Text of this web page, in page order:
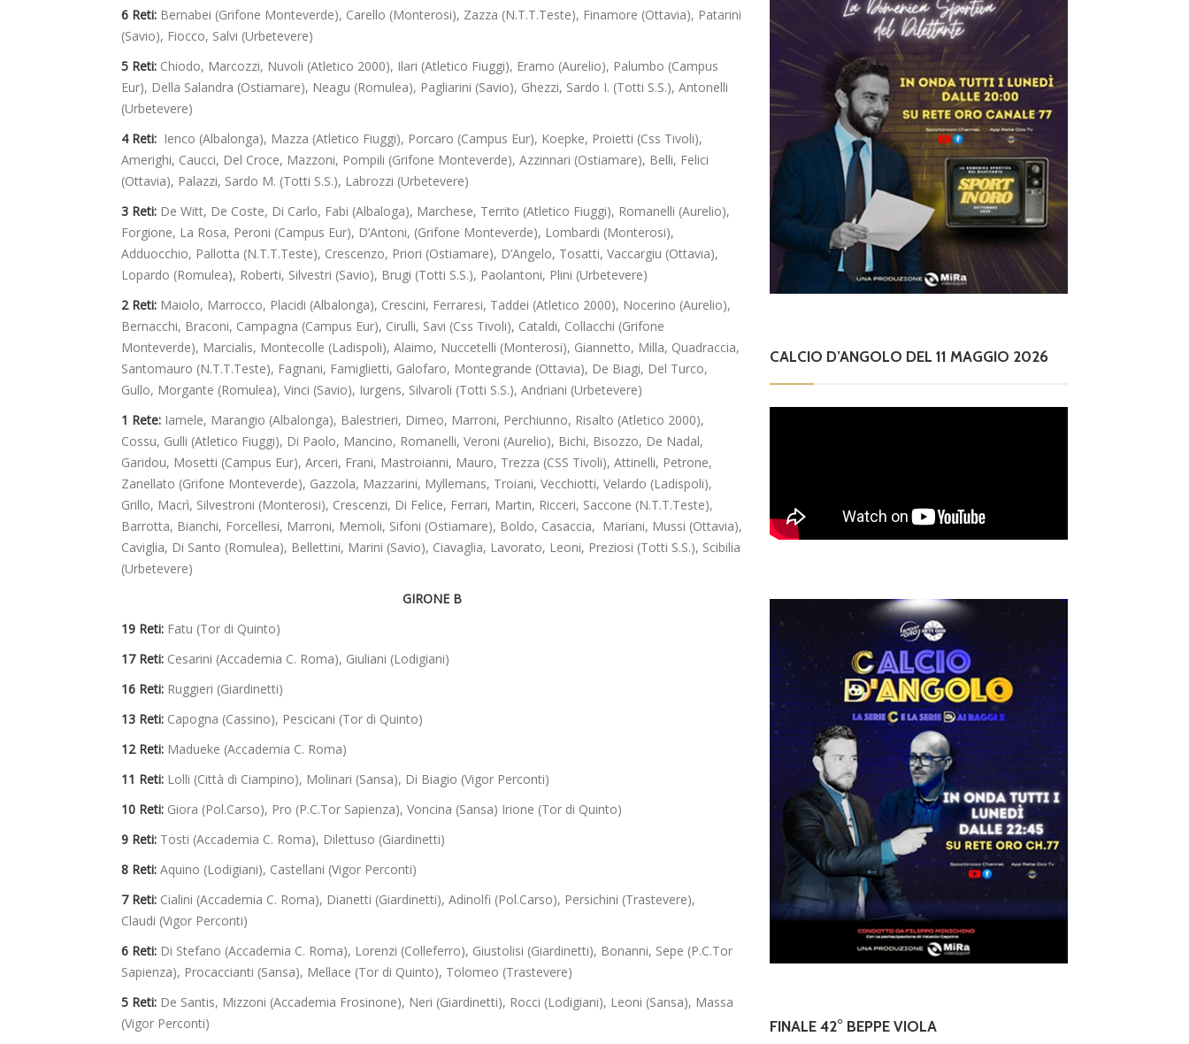
6 Reti: Bernabei (Grifone Monteverde), Carello (Monterosi), Zazza (N.T.T.Teste), Finamore (Ottavia), Patarini
(Savio), Fiocco, Salvi (Urbetevere)
5 Reti: Chiodo, Marcozzi, Nuvoli (Atletico 2000), Ilari (Atletico Fiuggi), Eramo (Aurelio), Palumbo (Campus
Eur), Della Salandra (Ostiamare), Neagu (Romulea), Pagliarini (Savio), Ghezzi, Sardo I. (Totti S.S.), Antonelli
(Urbetevere)
4 Reti: Ienco (Albalonga), Mazza (Atletico Fiuggi), Porcaro (Campus Eur), Koepke, Proietti (Css Tivoli),
Amerighi, Caucci, Del Croce, Mazzoni, Pompili (Grifone Monteverde), Azzinnari (Ostiamare), Belli, Felici
(Ottavia), Palazzi, Sardo M. (Totti S.S.), Labrozzi (Urbetevere)
3 Reti: De Witt, De Coste, Di Carlo, Fabi (Albaloga), Marchese, Territo (Atletico Fiuggi), Romanelli (Aurelio),
Forgione, La Rosa, Peroni (Campus Eur), D’Antoni, (Grifone Monteverde), Lombardi (Monterosi),
Adduocchio, Pallotta (N.T.T.Teste), Crescenzo, Priori (Ostiamare), D’Angelo, Tosatti, Vaccargiu (Ottavia),
Lopardo (Romulea), Roberti, Silvestri (Savio), Brugi (Totti S.S.), Paolantoni, Plini (Urbetevere)
2 Reti: Maiolo, Marrocco, Placidi (Albalonga), Crescini, Ferraresi, Taddei (Atletico 2000), Nocerino (Aurelio),
Bernacchi, Braconi, Campagna (Campus Eur), Cirulli, Savi (Css Tivoli), Cataldi, Collacchi (Grifone
Monteverde), Marcialis, Montecolle (Ladispoli), Alaimo, Nuccetelli (Monterosi), Giannetto, Milla, Quadraccia,
Santomauro (N.T.T.Teste), Fagnani, Famiglietti, Galofaro, Montegrande (Ottavia), De Biagi, Del Turco,
Gullo, Morgante (Romulea), Vinci (Savio), Iurgens, Silvaroli (Totti S.S.), Andriani (Urbetevere)
1 Rete: Iamele, Marangio (Albalonga), Balestrieri, Dimeo, Marroni, Perchiunno, Risalto (Atletico 2000),
Cossu, Gulli (Atletico Fiuggi), Di Paolo, Mancino, Romanelli, Veroni (Aurelio), Bichi, Bisozzo, De Nadal,
Garidou, Mosetti (Campus Eur), Arceri, Frani, Mastroianni, Mauro, Trezza (CSS Tivoli), Attinelli, Petrone,
Zanellato (Grifone Monteverde), Gazzola, Mazzarini, Myllemans, Troiani, Vecchiotti, Velardo (Ladispoli),
Grillo, Macrì, Silvestroni (Monterosi), Crescenzi, Di Felice, Ferrari, Martin, Ricceri, Saccone (N.T.T.Teste),
Barrotta, Bianchi, Forcellesi, Marroni, Memoli, Sifoni (Ostiamare), Boldo, Casaccia, Mariani, Mussi (Ottavia),
Caviglia, Di Santo (Romulea), Bellettini, Marini (Savio), Ciavaglia, Lavorato, Leoni, Preziosi (Totti S.S.), Scibilia
(Urbetevere)
GIRONE B
19 Reti: Fatu (Tor di Quinto)
17 Reti: Cesarini (Accademia C. Roma), Giuliani (Lodigiani)
16 Reti: Ruggieri (Giardinetti)
13 Reti: Capogna (Cassino), Pescicani (Tor di Quinto)
12 Reti: Madueke (Accademia C. Roma)
11 Reti: Lolli (Città di Ciampino), Molinari (Sansa), Di Biagio (Vigor Perconti)
10 Reti: Giora (Pol.Carso), Pro (P.C.Tor Sapienza), Voncina (Sansa) Irione (Tor di Quinto)
9 Reti: Tosti (Accademia C. Roma), Dilettuso (Giardinetti)
8 Reti: Aquino (Lodigiani), Castellani (Vigor Perconti)
7 Reti: Cialini (Accademia C. Roma), Dianetti (Giardinetti), Adinolfi (Pol.Carso), Persichini (Trastevere),
Claudi (Vigor Perconti)
6 Reti: Di Stefano (Accademia C. Roma), Lorenzi (Colleferro), Giustolisi (Giardinetti), Bonanni, Sepe (P.C.Tor
Sapienza), Procaccianti (Sansa), Mellace (Tor di Quinto), Tolomeo (Trastevere)
5 Reti: De Santis, Mizzoni (Accademia Frosinone), Neri (Giardinetti), Rocci (Lodigiani), Leoni (Sansa), Massa
(Vigor Perconti)
CALCIO D’ANGOLO DEL 11 MAGGIO 2026
FINALE 42° BEPPE VIOLA